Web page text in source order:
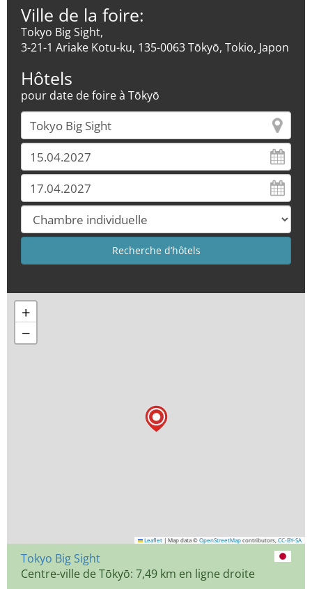
Ville de la foire:
Tokyo Big Sight,
3-21-1 Ariake Kotu-ku, 135-0063 Tōkyō, Tokio, Japon
Hôtels
pour date de foire à Tōkyō
+
−
Leaflet | Map data © OpenStreetMap contributors, CC-BY-SA
Tokyo Big Sight
Centre-ville de Tōkyō: 7,49 km en ligne droite